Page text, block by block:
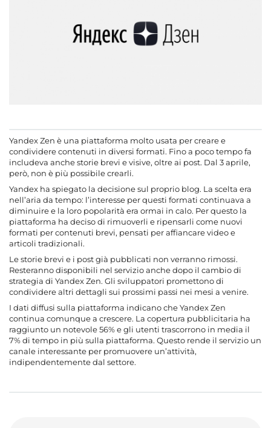
Yandex Zen è una piattaforma molto usata per creare e
condividere contenuti in diversi formati. Fino a poco tempo fa
includeva anche storie brevi e visive, oltre ai post. Dal 3 aprile,
però, non è più possibile crearli.
Yandex ha spiegato la decisione sul proprio blog. La scelta era
nell’aria da tempo: l’interesse per questi formati continuava a
diminuire e la loro popolarità era ormai in calo. Per questo la
piattaforma ha deciso di rimuoverli e ripensarli come nuovi
formati per contenuti brevi, pensati per affiancare video e
articoli tradizionali.
Le storie brevi e i post già pubblicati non verranno rimossi.
Resteranno disponibili nel servizio anche dopo il cambio di
strategia di Yandex Zen. Gli sviluppatori promettono di
condividere altri dettagli sui prossimi passi nei mesi a venire.
I dati diffusi sulla piattaforma indicano che Yandex Zen
continua comunque a crescere. La copertura pubblicitaria ha
raggiunto un notevole 56% e gli utenti trascorrono in media il
7% di tempo in più sulla piattaforma. Questo rende il servizio un
canale interessante per promuovere un’attività,
indipendentemente dal settore.